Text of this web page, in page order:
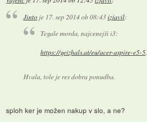
Jintoje 17. sep 2014 ob 08:43izjavil:
Tegale morda, najcenejši i3:
https://geizhals.at/eu/acer-aspire-e5-5
Hvala, tole je res dobra ponudba.
sploh ker je možen nakup v slo, a ne?